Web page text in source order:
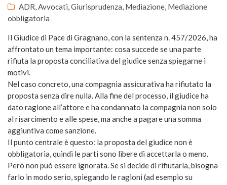
ADR Avvocati Giurisprudenza Mediazione Mediazione
obbligatoria
Il Giudice di Pace di Gragnano, con la sentenza n. 457/2026, ha
affrontato un tema importante: cosa succede se una parte
rifiuta la proposta conciliativa del giudice senza spiegarne i
motivi.
Nel caso concreto, una compagnia assicurativa ha rifiutato la
proposta senza dire nulla. Alla fine del processo, il giudice ha
dato ragione all’attore e ha condannato la compagnia non solo
al risarcimento e alle spese, ma anche a pagare una somma
aggiuntiva come sanzione.
Il punto centrale è questo: la proposta del giudice non è
obbligatoria, quindi le parti sono libere di accettarla o meno.
Però non può essere ignorata. Se si decide di rifiutarla, bisogna
farlo in modo serio, spiegando le ragioni (ad esempio su